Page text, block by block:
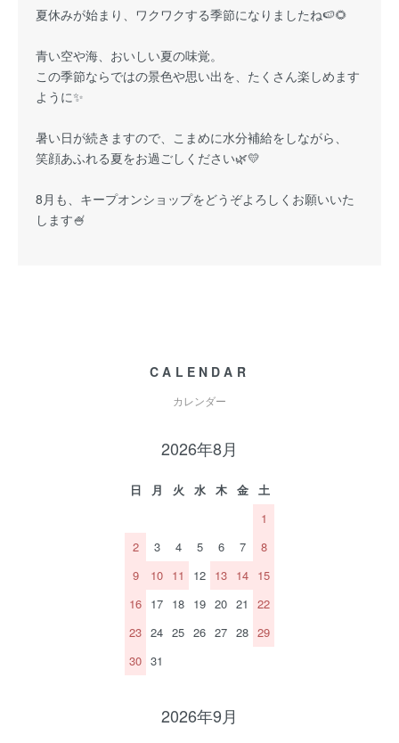
夏休みが始まり、ワクワクする季節になりましたね🍉🌻
青い空や海、おいしい夏の味覚。
この季節ならではの景色や思い出を、たくさん楽しめます
ように✨
暑い日が続きますので、こまめに水分補給をしながら、
笑顔あふれる夏をお過ごしください🌿💛
8月も、キープオンショップをどうぞよろしくお願いいた
します🍧
CALENDAR
カレンダー
2026年8月
日 月 火 水 木 金
土
1
2
3 4 5 6 7
8
9
10 11 12 13 14 15
16 17 18 19 20 21
22
23 24 25 26 27 28 29
30 31
2026年9月